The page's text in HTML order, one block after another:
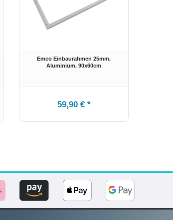
Emco Einbaurahmen 25mm,
Aluminium, 90x60cm
59,90 € *